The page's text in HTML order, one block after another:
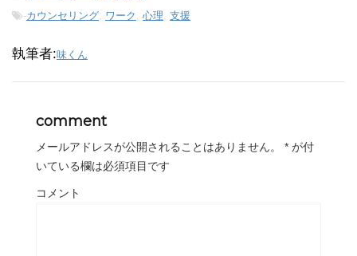
-カウンセリング, ワーク , 心理, 支援
執筆者:味くん
comment
メールアドレスが公開されることはありません。 * が付
いている欄は必須項目です
コメント